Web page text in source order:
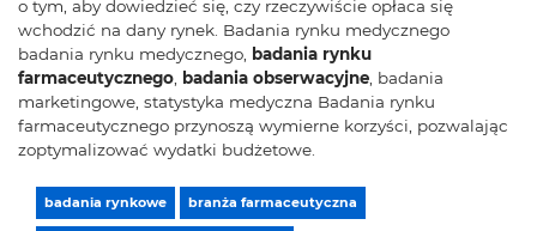
o tym, aby dowiedzieć się, czy rzeczywiście opłaca się
wchodzić na dany rynek. Badania rynku medycznego
badania rynku medycznego,
badania rynku
farmaceutycznego
badania obserwacyjne , badania
marketingowe, statystyka medyczna Badania rynku
farmaceutycznego przynoszą wymierne korzyści, pozwalając
zoptymalizować wydatki budżetowe.
badania rynkowe branża farmaceutyczna